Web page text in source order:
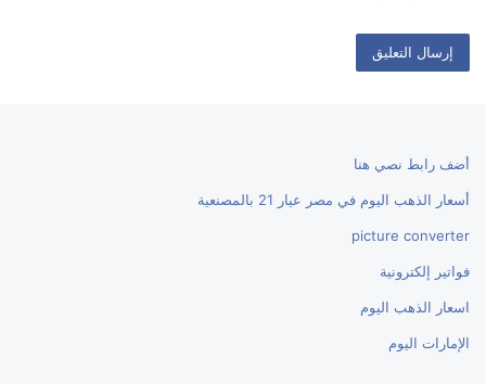
أضف رابط نصي هنا
أسعار الذهب اليوم في مصر عيار 21 بالمصنعية
picture converter
فواتير إلكترونية
اسعار الذهب اليوم
الإمارات اليوم